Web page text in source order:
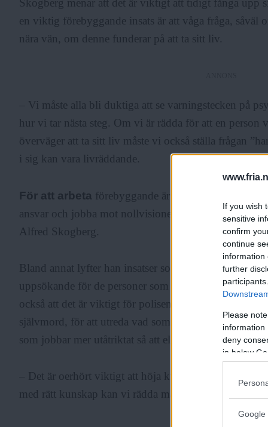
If you wish
sensitive
confirm
continue
information
further
Please
information
deny
in below
Google
Skogberg menar att det är viktigt att tidigt fånga upp
en viktig förebyggande insats är att våga fråga, såväl
nära vän, om denne funderar på att ta sitt liv.
– Vi måste alla bli duktiga att se varningstecken på
hur vi tar nästa steg. Om vi är rädda för att en person
överväger att ta sitt liv måste vi också ställa frågan
i sig kan vara livräddande.
För att arbeta förebyggande är det också viktigt för
ansvar och jobba mot nollvisionen för självmord,
Alfred Skogberg.
Bland annat lyfter han insatser som att varje län bör
uppsökande för de personer som drabbats av att
också att det är viktigt för polisen att kunna upprätta
självmord, för att utreda vad som skett. Dessutom
som jobbar mer utåtriktat så att eleverna får ett ökat
– Det är oerhört viktigt att höja kunskapsnivån bland
med rätt kunskap kan vi rädda många människors liv.